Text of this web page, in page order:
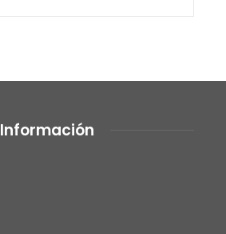
Información